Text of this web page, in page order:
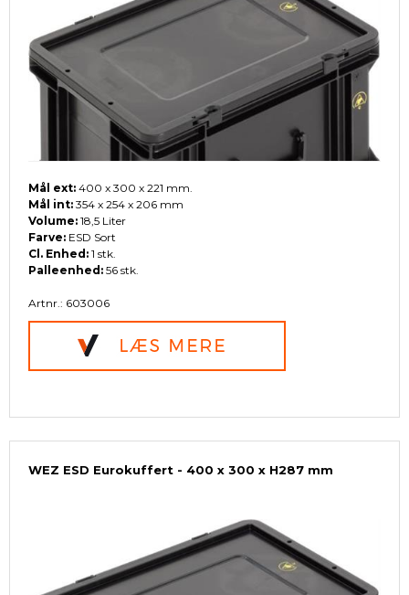
Mål ext: 400 x 300 x 221 mm.
Mål int: 354 x 254 x 206 mm
Volume: 18,5 Liter
Farve: ESD Sort
Cl. Enhed: 1 stk.
Palleenhed: 56 stk.
Artnr.: 603006
WEZ ESD Eurokuffert - 400 x 300 x H287 mm